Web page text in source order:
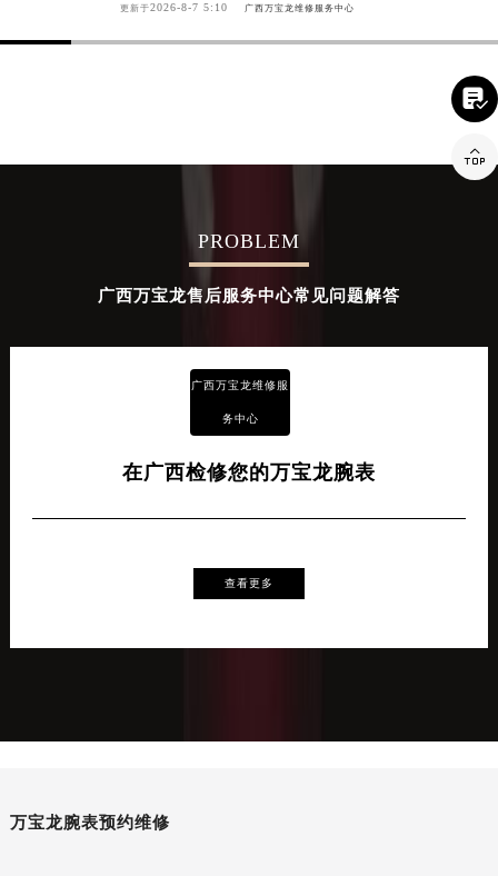
更新于2026-8-7 5:10 广西万宝龙维修服务中心
PROBLEM
广西万宝龙售后服务中心常见问题解答
广西万宝龙维修服
务中心
在广西检修您的万宝龙腕表
查看更多
万宝龙腕表预约维修

